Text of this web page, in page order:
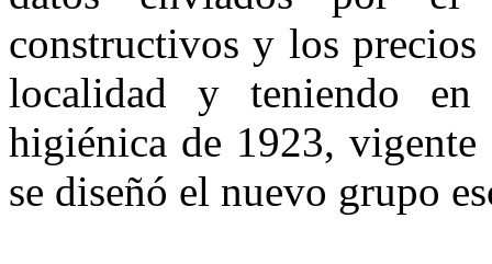
constructivos y los
localidad y teniendo en
higiénica de 1923, vigente
se diseñó el nuevo grupo